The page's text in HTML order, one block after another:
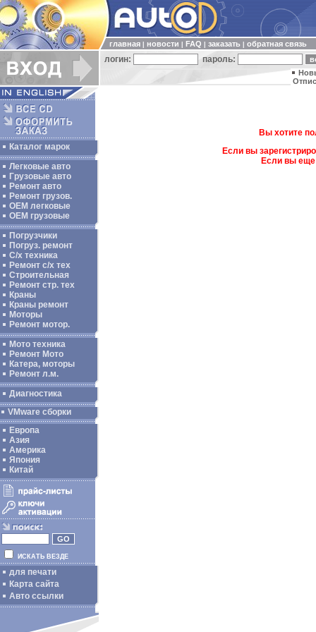
главная новости FAQ заказать обратная связь
логин: пароль:
Каталог марок
Легковые авто
Грузовые авто
Ремонт авто
Ремонт грузов.
ОЕМ легковые
OEM грузовые
Погрузчики
Погруз. ремонт
С/х техника
Ремонт с/х тех
Строительная
Ремонт стр. тех
Краны
Краны ремонт
Моторы
Ремонт мотор.
Мото техника
Ремонт Мото
Катера, моторы
Ремонт л.м.
Диагностика
VMware сборки
Европа
Азия
Америка
Япония
Китай
ИСКАТЬ ВЕЗДЕ
для печати
Карта сайта
Авто ссылки
Вы хотите
Если вы
Если вы еще